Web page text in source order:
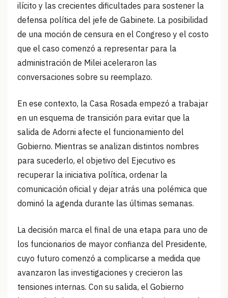
ilícito y las crecientes dificultades para sostener la
defensa política del jefe de Gabinete. La posibilidad
de una moción de censura en el Congreso y el costo
que el caso comenzó a representar para la
administración de Milei aceleraron las
conversaciones sobre su reemplazo.
En ese contexto, la Casa Rosada empezó a trabajar
en un esquema de transición para evitar que la
salida de Adorni afecte el funcionamiento del
Gobierno. Mientras se analizan distintos nombres
para sucederlo, el objetivo del Ejecutivo es
recuperar la iniciativa política, ordenar la
comunicación oficial y dejar atrás una polémica que
dominó la agenda durante las últimas semanas.
La decisión marca el final de una etapa para uno de
los funcionarios de mayor confianza del Presidente,
cuyo futuro comenzó a complicarse a medida que
avanzaron las investigaciones y crecieron las
tensiones internas. Con su salida, el Gobierno